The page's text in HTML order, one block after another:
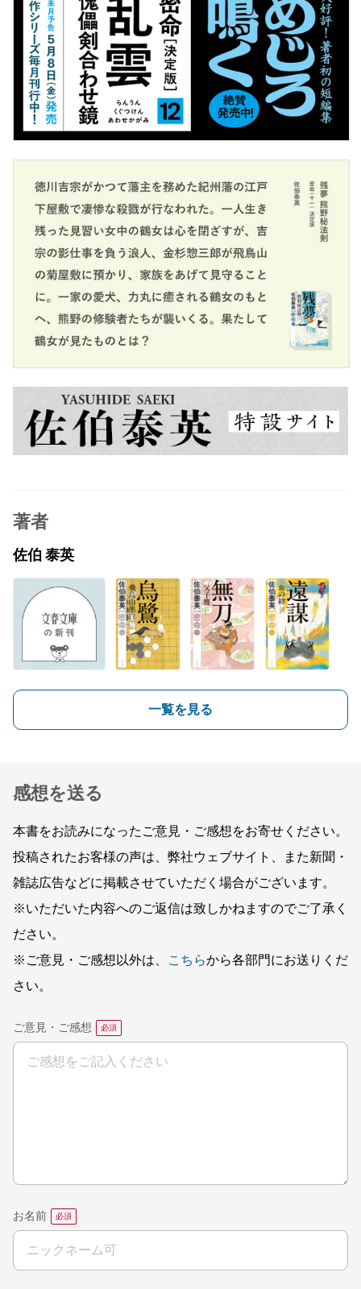
著者
佐伯 泰英
一覧を見る
感想を送る
本書をお読みになったご意見・ご感想をお寄せください。
投稿されたお客様の声は、弊社ウェブサイト、また新聞・
雑誌広告などに掲載させていただく場合がございます。
※いただいた内容へのご返信は致しかねますのでご了承く
ださい。
※ご意見・ご感想以外は、
こちらから各部門にお送りくだ
さい。
ご意見・ご感想
お名前